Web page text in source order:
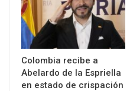
Colombia recibe a
Abelardo de la Espriella
en estado de crispación